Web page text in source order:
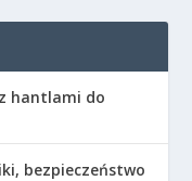
hantlami do
bezpieczeństwo